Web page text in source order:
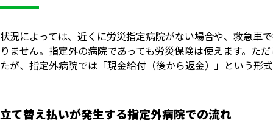
状況によっては、近くに労災指定病院がない場合や、救急車
りません。指定外の病院であっても労災保険は使えます。た
たが、指定外病院では「現金給付（後から返金）」という形
立て替え払いが発生する指定外病院での流れ